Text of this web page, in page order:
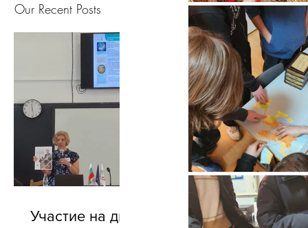
Our Recent Posts
Участие на директора на БУ